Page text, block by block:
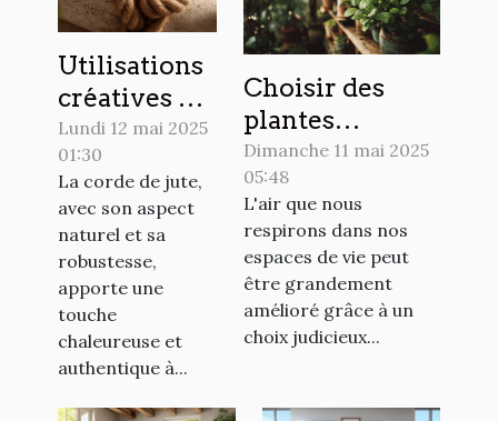
Utilisations
créatives de
la corde de
jute dans la
décoration
intérieure
Lundi 12 mai 2025
01:30
La corde de jute,
avec son aspect
naturel et sa
robustesse,
apporte une
touche
chaleureuse et
authentique à...
Choisir des
plantes
d'intérieur
purifiantes
pour un
environnement
sain et apaisant
Dimanche 11 mai 2025
05:48
L'air que nous
respirons dans nos
espaces de vie peut
être grandement
amélioré grâce à un
choix judicieux...